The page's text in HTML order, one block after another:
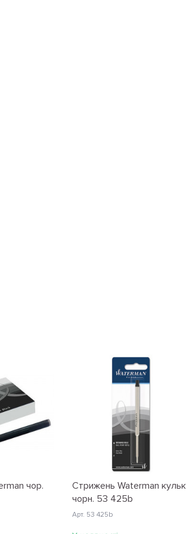
чор.
Стрижень Waterman
чорн. 53 425b
Арт. 53 425b